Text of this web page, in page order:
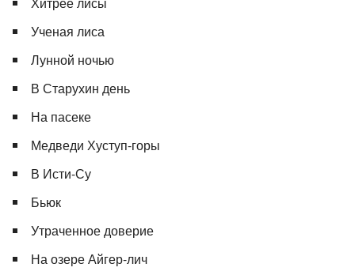
Ученая лиса
Лунной ночью
В Старухин день
На пасеке
Медведи Хуступ-горы
В Исти-Су
Бьюк
Утраченное доверие
На озере Айгер-лич